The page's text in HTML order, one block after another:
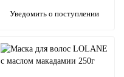
Уведомить о поступлении